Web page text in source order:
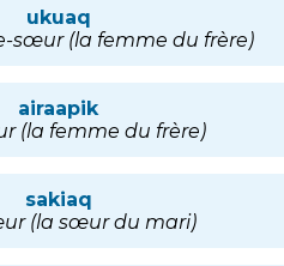
ukuaq
sœur (la femme du frère)
airaapik
(la femme du frère)
sakiaq
(la sœur du mari)